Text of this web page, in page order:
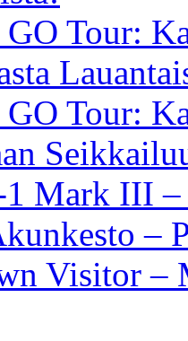
GO Tour:
Tour:
Mark III
–
Visitor –